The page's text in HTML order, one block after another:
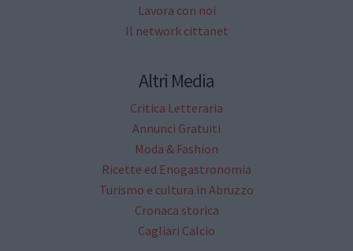
Lavora con noi
Il network cittanet
Altri Media
Critica Letteraria
Annunci Gratuiti
Moda & Fashion
Ricette ed Enogastronomia
Turismo e cultura in Abruzzo
Cronaca storica
Cagliari Calcio